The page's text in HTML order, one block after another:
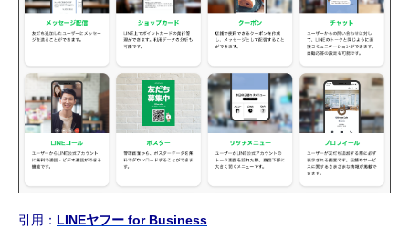
引用： LINEヤフー for Business